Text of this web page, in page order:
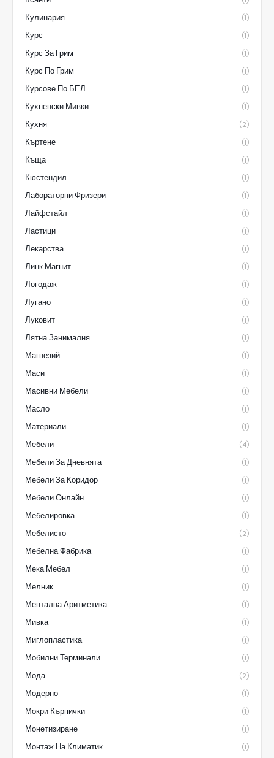
Кулинария (1)
Курс (1)
Курс За Грим (1)
Курс По Грим (1)
Курсове По БЕЛ (1)
Кухненски Мивки (1)
Кухня (2)
Къртене (1)
Къща (1)
Кюстендил (1)
Лабораторни Фризери (1)
Лайфстайл (1)
Ластици (1)
Лекарства (1)
Линк Магнит (1)
Логодаж (1)
Лугано (1)
Луковит (1)
Лятна Занималня (1)
Магнезий (1)
Маси (1)
Масивни Мебели (1)
Масло (1)
Материали (1)
Мебели (4)
Мебели За Дневнята (1)
Мебели За Коридор (1)
Мебели Онлайн (1)
Мебелировка (1)
Мебелисто (2)
Мебелна Фабрика (1)
Мека Мебел (1)
Мелник (1)
Ментална Аритметика (1)
Мивка (1)
Миглопластика (1)
Мобилни Терминали (1)
Мода (2)
Модерно (1)
Мокри Кърпички (1)
Монетизиране (1)
Монтаж На Климатик (1)